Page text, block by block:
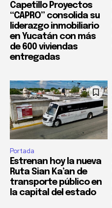
Capetillo Proyectos
“CAPRO” consolida su
liderazgo inmobiliario
en Yucatán con más
de 600 viviendas
entregadas
Portada
Estrenan hoy la nueva
Ruta Sian Ka’an de
transporte público en
la capital del estado